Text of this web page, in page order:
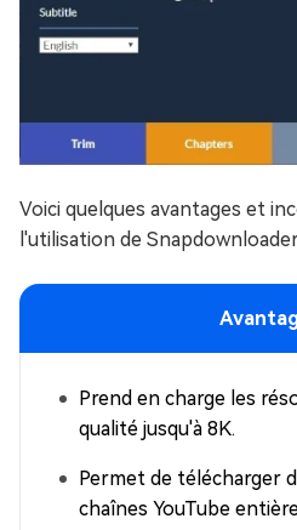
Voici quelques avantages et
l'utilisation de
Prend en charge les
qualité jusqu'à 8K.
Permet de télécharger
chaînes YouTube